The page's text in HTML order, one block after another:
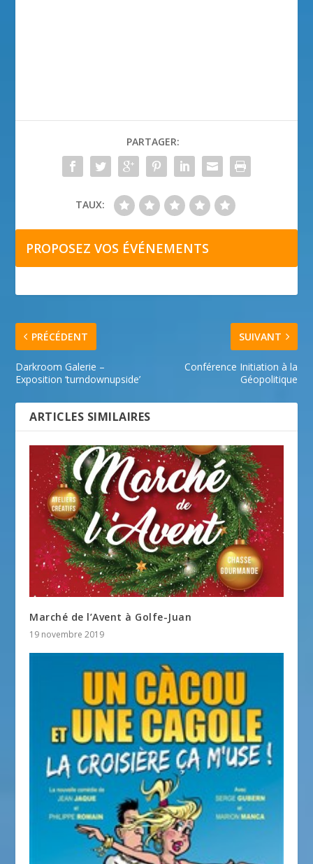
PARTAGER:
TAUX:
PROPOSEZ VOS ÉVÉNEMENTS
PRÉCÉDENT
Darkroom Galerie –
Exposition ‘turndownupside’
SUIVANT
Conférence Initiation à la
Géopolitique
ARTICLES SIMILAIRES
Marché de l’Avent à Golfe-Juan
19 novembre 2019